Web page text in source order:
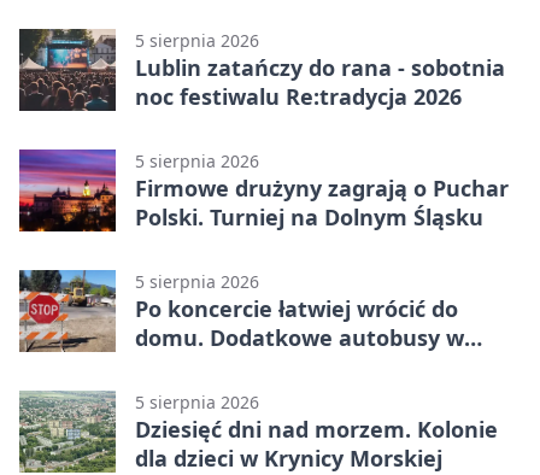
5 sierpnia 2026
Lublin zatańczy do rana - sobotnia
noc festiwalu Re:tradycja 2026
5 sierpnia 2026
Firmowe drużyny zagrają o Puchar
Polski. Turniej na Dolnym Śląsku
5 sierpnia 2026
Po koncercie łatwiej wrócić do
domu. Dodatkowe autobusy w
5 sierpnia 2026
Dziesięć dni nad morzem. Kolonie
dla dzieci w Krynicy Morskiej